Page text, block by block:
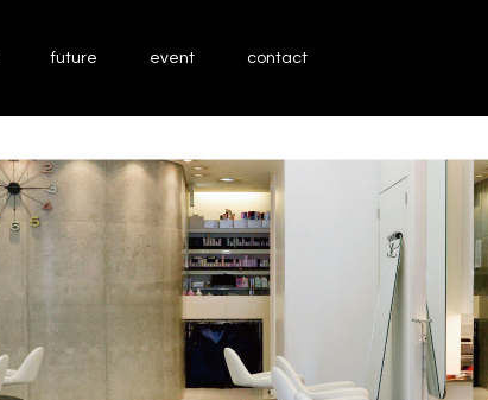
future event contact